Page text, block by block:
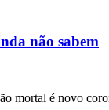
não sabem
mortal é novo